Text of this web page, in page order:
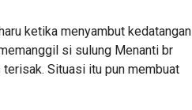
ketika menyambut kedatangan
si sulung Menanti br
Situasi itu pun membuat